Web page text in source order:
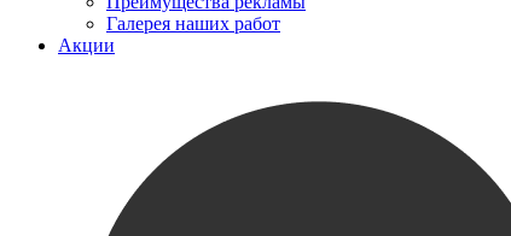
Галерея наших работ
Акции